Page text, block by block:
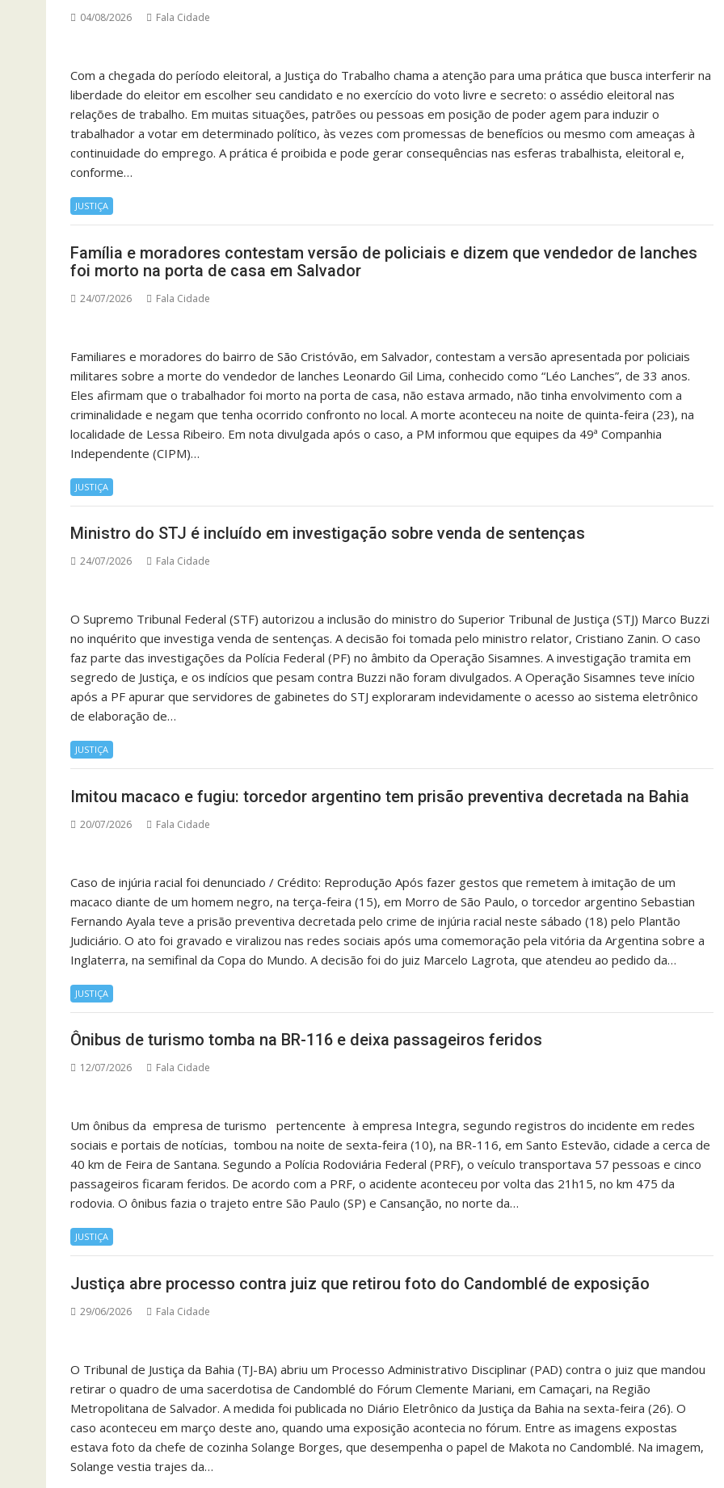
04/08/2026 Fala Cidade
Com a chegada do período eleitoral, a Justiça do Trabalho chama a atenção para uma prática que busca interferir na
liberdade do eleitor em escolher seu candidato e no exercício do voto livre e secreto: o assédio eleitoral nas
relações de trabalho. Em muitas situações, patrões ou pessoas em posição de poder agem para induzir o
trabalhador a votar em determinado político, às vezes com promessas de benefícios ou mesmo com ameaças à
continuidade do emprego. A prática é proibida e pode gerar consequências nas esferas trabalhista, eleitoral e,
conforme…
JUSTIÇA
Família e moradores contestam versão de policiais e dizem que vendedor de lanches
foi morto na porta de casa em Salvador
24/07/2026 Fala Cidade
Familiares e moradores do bairro de São Cristóvão, em Salvador, contestam a versão apresentada por policiais
militares sobre a morte do vendedor de lanches Leonardo Gil Lima, conhecido como “Léo Lanches”, de 33 anos.
Eles afirmam que o trabalhador foi morto na porta de casa, não estava armado, não tinha envolvimento com a
criminalidade e negam que tenha ocorrido confronto no local. A morte aconteceu na noite de quinta-feira (23), na
localidade de Lessa Ribeiro. Em nota divulgada após o caso, a PM informou que equipes da 49ª Companhia
Independente (CIPM)…
JUSTIÇA
Ministro do STJ é incluído em investigação sobre venda de sentenças
24/07/2026 Fala Cidade
O Supremo Tribunal Federal (STF) autorizou a inclusão do ministro do Superior Tribunal de Justiça (STJ) Marco Buzzi
no inquérito que investiga venda de sentenças. A decisão foi tomada pelo ministro relator, Cristiano Zanin. O caso
faz parte das investigações da Polícia Federal (PF) no âmbito da Operação Sisamnes. A investigação tramita em
segredo de Justiça, e os indícios que pesam contra Buzzi não foram divulgados. A Operação Sisamnes teve início
após a PF apurar que servidores de gabinetes do STJ exploraram indevidamente o acesso ao sistema eletrônico
de elaboração de…
JUSTIÇA
Imitou macaco e fugiu: torcedor argentino tem prisão preventiva decretada na Bahia
20/07/2026 Fala Cidade
Caso de injúria racial foi denunciado / Crédito: Reprodução Após fazer gestos que remetem à imitação de um
macaco diante de um homem negro, na terça-feira (15), em Morro de São Paulo, o torcedor argentino Sebastian
Fernando Ayala teve a prisão preventiva decretada pelo crime de injúria racial neste sábado (18) pelo Plantão
Judiciário. O ato foi gravado e viralizou nas redes sociais após uma comemoração pela vitória da Argentina sobre a
Inglaterra, na semifinal da Copa do Mundo. A decisão foi do juiz Marcelo Lagrota, que atendeu ao pedido da…
JUSTIÇA
Ônibus de turismo tomba na BR-116 e deixa passageiros feridos
12/07/2026 Fala Cidade
Um ônibus da empresa de turismo pertencente à empresa Integra, segundo registros do incidente em redes
sociais e portais de notícias, tombou na noite de sexta-feira (10), na BR-116, em Santo Estevão, cidade a cerca de
40 km de Feira de Santana. Segundo a Polícia Rodoviária Federal (PRF), o veículo transportava 57 pessoas e cinco
passageiros ficaram feridos. De acordo com a PRF, o acidente aconteceu por volta das 21h15, no km 475 da
rodovia. O ônibus fazia o trajeto entre São Paulo (SP) e Cansanção, no norte da…
JUSTIÇA
Justiça abre processo contra juiz que retirou foto do Candomblé de exposição
29/06/2026 Fala Cidade
O Tribunal de Justiça da Bahia (TJ-BA) abriu um Processo Administrativo Disciplinar (PAD) contra o juiz que mandou
retirar o quadro de uma sacerdotisa de Candomblé do Fórum Clemente Mariani, em Camaçari, na Região
Metropolitana de Salvador. A medida foi publicada no Diário Eletrônico da Justiça da Bahia na sexta-feira (26). O
caso aconteceu em março deste ano, quando uma exposição acontecia no fórum. Entre as imagens expostas
estava foto da chefe de cozinha Solange Borges, que desempenha o papel de Makota no Candomblé. Na imagem,
Solange vestia trajes da…